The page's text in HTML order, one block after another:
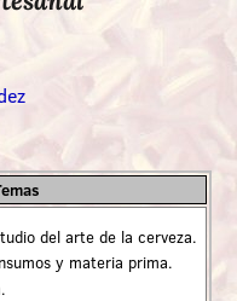
del arte de la cerveza.
y materia prima.